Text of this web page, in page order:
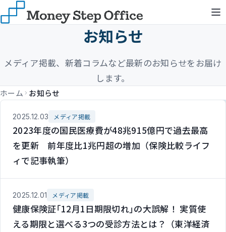
お知らせ
メディア掲載、新着コラムなど最新のお知らせをお届け
します。
ホーム お知らせ
2025.12.03 メディア掲載
2023年度の国民医療費が48兆915億円で過去最高
を更新 前年度比1兆円超の増加（保険比較ライフ
ィで記事執筆）
2025.12.01 メディア掲載
健康保険証｢12月1日期限切れ｣の大誤解！ 実質使
える期限と選べる3つの受診方法とは？（東洋経済